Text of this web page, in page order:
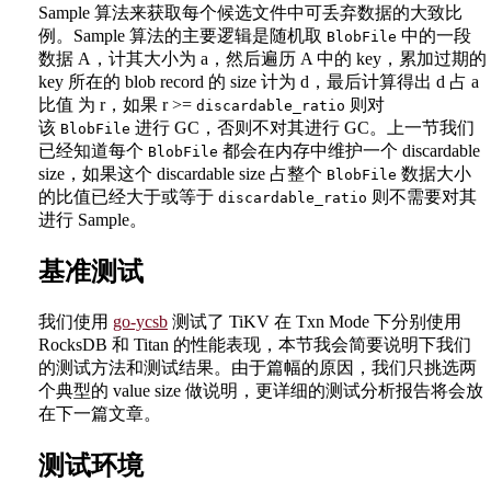
Sample 算法来获取每个候选文件中可丢弃数据的大致比
例。Sample 算法的主要逻辑是随机取 BlobFile 中的一段
数据 A，计其大小为 a，然后遍历 A 中的 key，累加过期的
key 所在的 blob record 的 size 计为 d，最后计算得出 d 占 a
比值 为 r，如果 r >= discardable_ratio 则对
该 BlobFile 进行 GC，否则不对其进行 GC。上一节我们
已经知道每个 BlobFile 都会在内存中维护一个 discardable
size，如果这个 discardable size 占整个 BlobFile 数据大小
的比值已经大于或等于 discardable_ratio 则不需要对其
进行 Sample。
基准测试
我们使用 go-ycsb 测试了 TiKV 在 Txn Mode 下分别使用
RocksDB 和 Titan 的性能表现，本节我会简要说明下我们
的测试方法和测试结果。由于篇幅的原因，我们只挑选两
个典型的 value size 做说明，更详细的测试分析报告将会放
在下一篇文章。
测试环境